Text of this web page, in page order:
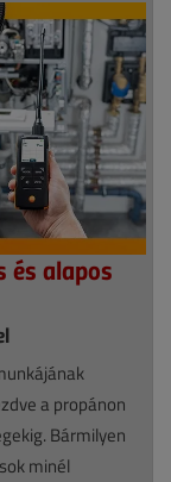
és alapos
a propánon
Bármilyen
minél